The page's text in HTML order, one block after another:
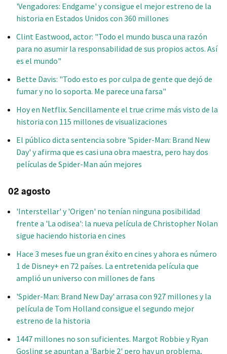
'Vengadores: Endgame' y consigue el mejor estreno de la
historia en Estados Unidos con 360 millones
Clint Eastwood, actor: "Todo el mundo busca una razón
para no asumir la responsabilidad de sus propios actos. Así
es el mundo"
Bette Davis: "Todo esto es por culpa de gente que dejó de
fumar y no lo soporta. Me parece una farsa"
Hoy en Netflix. Sencillamente el true crime más visto de la
historia con 115 millones de visualizaciones
El público dicta sentencia sobre 'Spider-Man: Brand New
Day' y afirma que es casi una obra maestra, pero hay dos
películas de Spider-Man aún mejores
02 agosto
'Interstellar' y 'Origen' no tenían ninguna posibilidad
frente a 'La odisea': la nueva película de Christopher Nolan
sigue haciendo historia en cines
Hace 3 meses fue un gran éxito en cines y ahora es número
1 de Disney+ en 72 países. La entretenida película que
amplió un universo con millones de fans
'Spider-Man: Brand New Day' arrasa con 927 millones y la
película de Tom Holland consigue el segundo mejor
estreno de la historia
1447 millones no son suficientes. Margot Robbie y Ryan
Gosling se apuntan a 'Barbie 2' pero hay un problema,